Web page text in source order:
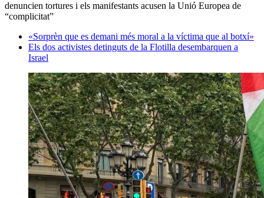
denuncien tortures i els manifestants acusen la Unió Europea de
“complicitat”
«Sorprèn que es demani més moral a la víctima que al botxí»
Els dos activistes detinguts de la Flotilla desembarquen a
Israel